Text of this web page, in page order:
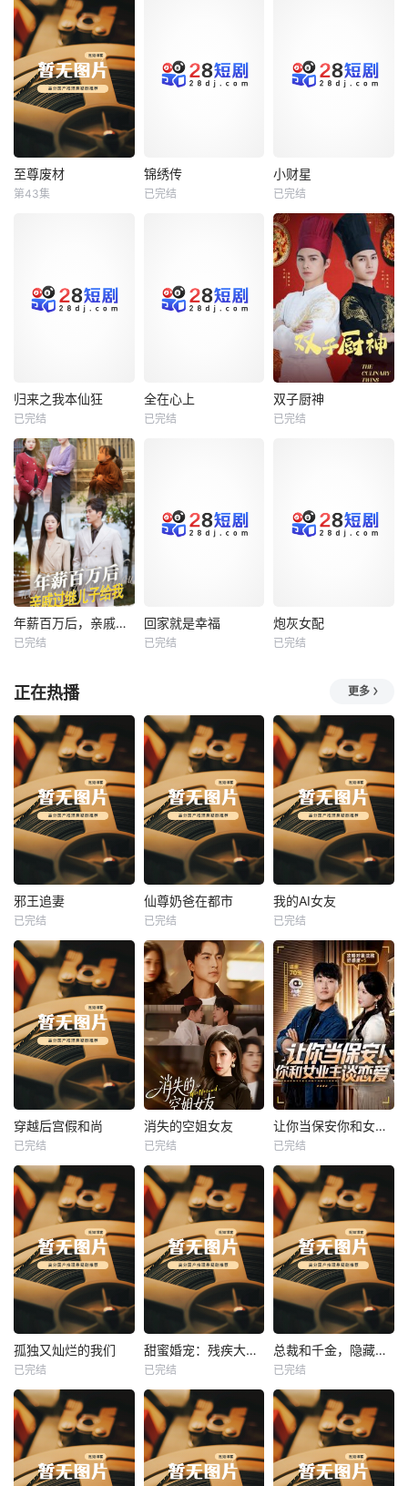
至尊废材
至尊废材
第43集
锦绣传
锦绣传
已完结
小财星
小财星
已完结
归来之我本仙狂
归来之我本仙狂
已完结
全在心上
全在心上
已完结
双子厨神
双子厨神
已完结
年薪百万后，亲戚过继儿子给我 年薪百万后，亲戚过继儿子给我
已完结
回家就是幸福
回家就是幸福
已完结
炮灰女配
炮灰女配
已完结
正在热播 更多
热播
邪王追妻
未知
邪王追妻
已完结
热播
未知
仙尊奶爸在都市
已完结
热播
我的AI女友
未知
我的AI女友
已完结
热播
未知
穿越后宫假和尚
已完结
热播
未知
消失的空姐女友
已完结
热播
未知
让你当保安你和女业主谈恋爱
已完结
热播
未知
孤独又灿烂的我们
已完结
热播
未知
甜蜜婚宠：残疾大佬夜夜撩
已完结
热播
未知
总裁和千金，隐藏身份闪婚了
已完结